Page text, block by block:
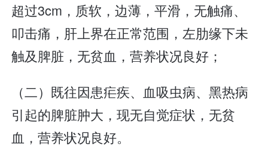
超过3cm，质软，边薄，平滑，无触痛、
叩击痛，肝上界在正常范围，左肋缘下未
触及脾脏，无贫血，营养状况良好；
（二）既往因患疟疾、血吸虫病、黑热病
引起的脾脏肿大，现无自觉症状，无贫
血，营养状况良好。